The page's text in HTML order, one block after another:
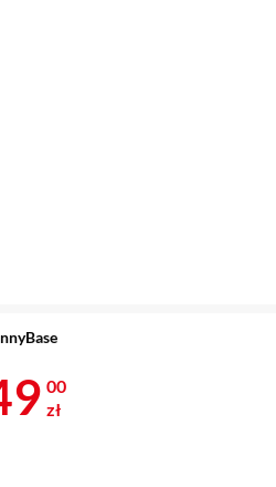
49 zł
00
zł